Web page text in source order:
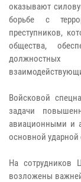
оказывают
борьбе с
преступников,
общества,
Войсковой
задачи
авиационными и
основной
На сотрудников
возложены